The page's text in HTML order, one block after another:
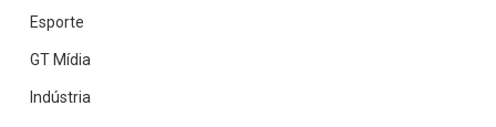
Esporte
GT Mídia
Indústria